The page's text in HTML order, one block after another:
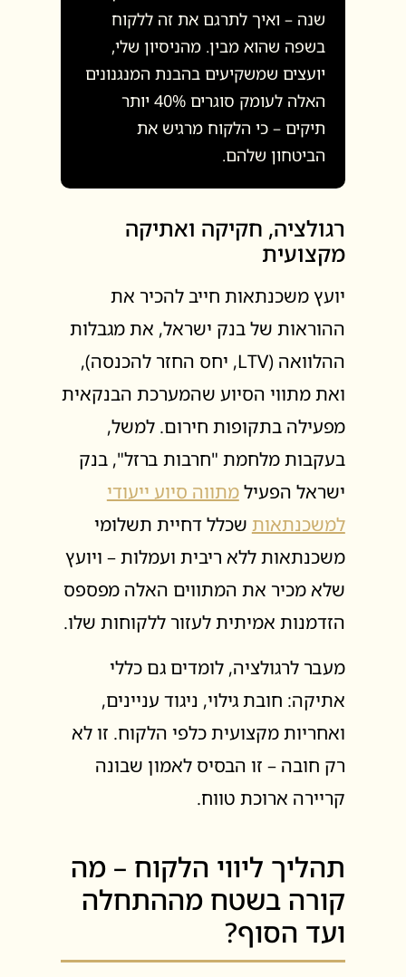
שנה – ואיך לתרגם את זה ללקוח
בשפה שהוא מבין. מהניסיון שלי,
יועצים שמשקיעים בהבנת המנגנונים
האלה לעומק סוגרים 40% יותר
תיקים – כי הלקוח מרגיש את
הביטחון שלהם.
רגולציה, חקיקה ואתיקה
מקצועית
יועץ משכנתאות חייב להכיר את
ההוראות של בנק ישראל, את מגבלות
ההלוואה (LTV, יחס החזר להכנסה),
ואת מתווי הסיוע שהמערכת הבנקאית
מפעילה בתקופות חירום. למשל,
בעקבות מלחמת "חרבות ברזל", בנק
ישראל הפעילמתווה סיוע ייעודי
למשכנתאות שכלל דחיית תשלומי
משכנתאות ללא ריבית ועמלות – ויועץ
שלא מכיר את המתווים האלה מפספס
הזדמנות אמיתית לעזור ללקוחות שלו.
מעבר לרגולציה, לומדים גם כללי
אתיקה: חובת גילוי, ניגוד עניינים,
ואחריות מקצועית כלפי הלקוח. זו לא
רק חובה – זו הבסיס לאמון שבונה
קריירה ארוכת טווח.
תהליך ליווי הלקוח – מה
קורה בשטח מההתחלה
ועד הסוף?